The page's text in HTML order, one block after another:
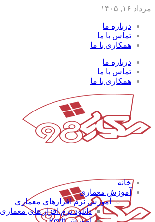
مرداد ۱۶, ۱۴۰۵
درباره ما
تماس با ما
همکاری با ما
درباره ما
تماس با ما
همکاری با ما
خانه
آموزش معماری
آموزش نرم افزارهای معماری
دانلود نرم افزار های معماری
آموزش Revit